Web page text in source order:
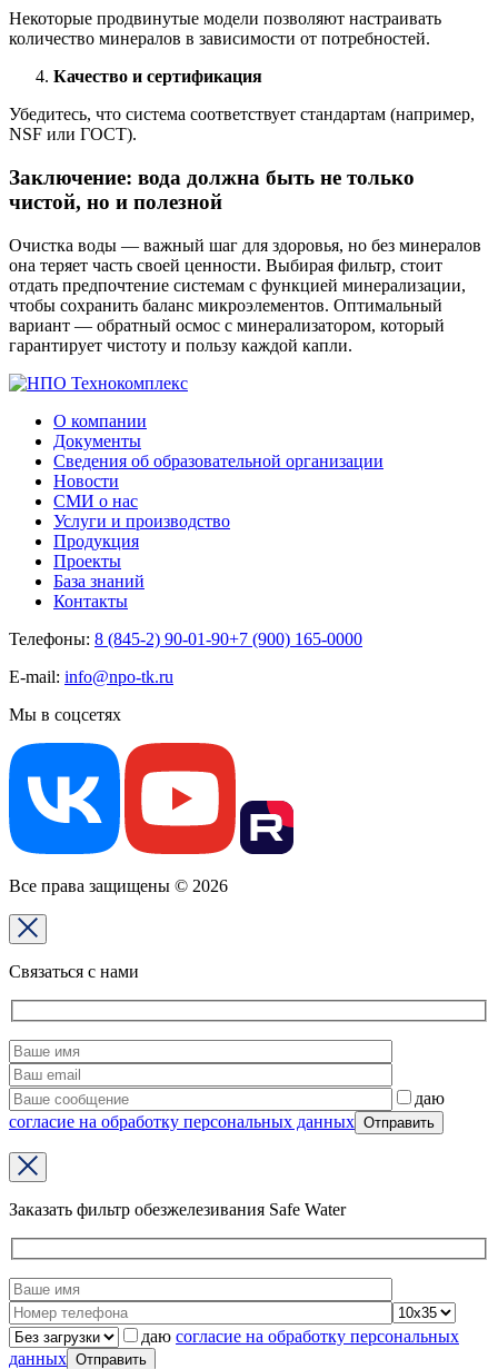
Некоторые продвинутые модели позволяют настраивать
количество минералов в зависимости от потребностей.
Качество и сертификация
Убедитесь, что система соответствует стандартам (например,
NSF или ГОСТ).
Заключение: вода должна быть не только
чистой, но и полезной
Очистка воды — важный шаг для здоровья, но без минералов
она теряет часть своей ценности. Выбирая фильтр, стоит
отдать предпочтение системам с функцией минерализации,
чтобы сохранить баланс микроэлементов. Оптимальный
вариант — обратный осмос с минерализатором, который
гарантирует чистоту и пользу каждой капли.
О компании
Документы
Сведения об образовательной организации
Новости
СМИ о нас
Услуги и производство
Продукция
Проекты
База знаний
Контакты
Телефоны: 8 (845-2) 90-01-90+7 (900) 165-0000
E-mail: info@npo-tk.ru
Мы в соцсетях
Все права защищены © 2026
Связаться с нами
даю
согласие на обработку персональных данных
Заказать фильтр обезжелезивания Safe Water
даю согласие на обработку персональных
данных